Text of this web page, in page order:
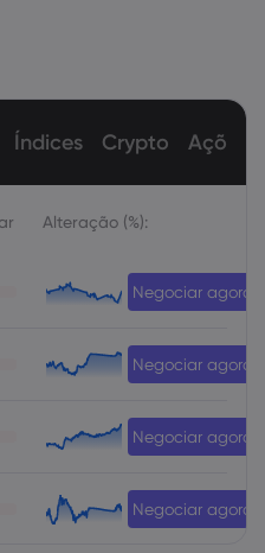
Índices Crypto Ações
Alteração (%):
Negociar agora
Negociar agora
Negociar agora
Negociar agora